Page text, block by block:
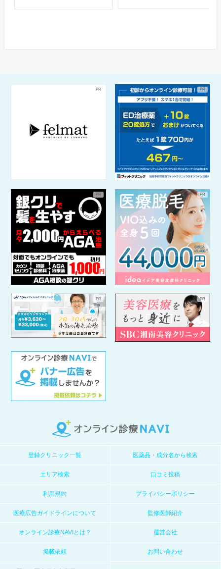
登録クリニック一覧 医薬品・成分名から検索
エリア検索 口コミ投稿
利用規約 プライバシーポリシー
医療広告ガイドラインについて 監修医師紹介
オンライン診療NAVIとは？ 運営会社
掲載依頼 お問い合わせ